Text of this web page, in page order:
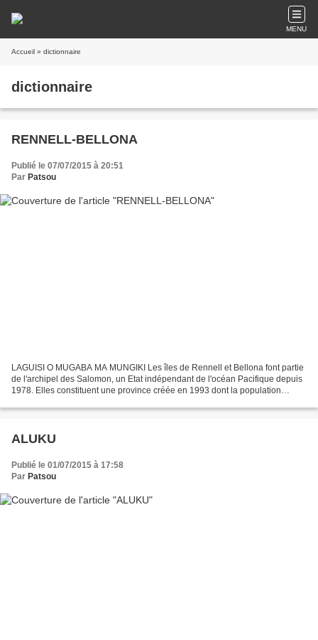
MENU
Accueil » dictionnaire
dictionnaire
RENNELL-BELLONA
Publié le 07/07/2015 à 20:51
Par Patsou
LAGUISI O MUGABA MA MUNGIKI Les îles de Rennell et Bellona font partie
de l'archipel des Salomon, un Etat indépendant de l'océan Pacifique depuis
1978. Elles constituent une province créée en 1993 dont la population
ALUKU
Publié le 01/07/2015 à 17:58
Par Patsou